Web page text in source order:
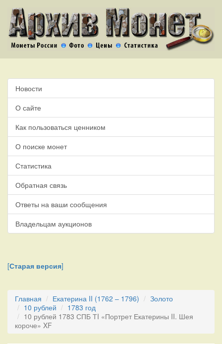
Новости
О сайте
Как пользоваться ценником
О поиске монет
Статистика
Обратная связь
Ответы на ваши сообщения
Владельцам аукционов
[Старая версия]
Главная Екатерина II (1762 – 1796)
Золото
10 рублей
1783 год
10 рублей 1783 СПБ ТI «Портрет Екатерины II. Шея
короче» XF